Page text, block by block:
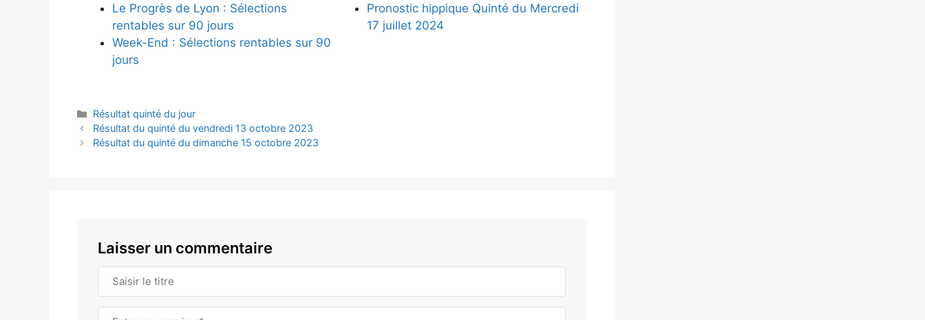
Le Progrès de Lyon : Sélections
rentables sur 90 jours
Week-End : Sélections rentables sur 90
jours
Pronostic hippique Quinté du Mercredi
17 juillet 2024
Catégories
Résultat quinté du jour
Résultat du quinté du vendredi 13 octobre 2023
Résultat du quinté du dimanche 15 octobre 2023
Laisser un commentaire